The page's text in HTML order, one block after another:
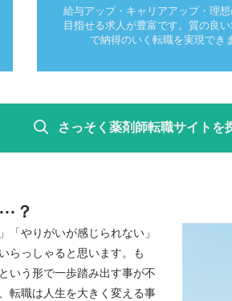
給与アップ・キャリアアップ・理
目指せる求人が豊富です。質の良
で納得のいく転職を実現でき
さっそく薬剤師転職サイトを
？
「やりがいが感じられない」
らっしゃると思います。も
いう形で一歩踏み出す事が不
転職は人生を大きく変える事